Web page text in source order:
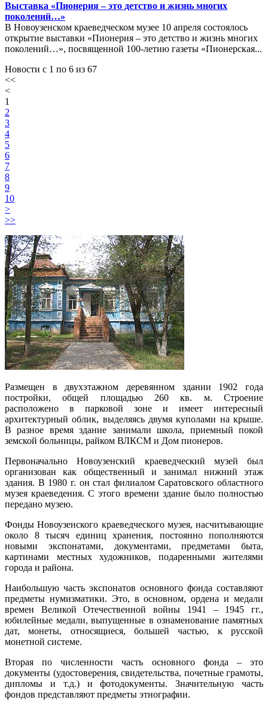
Выставка «Пионерия – это детство и жизнь многих
поколений…»
В Новоузенском краеведческом музее 10 апреля состоялось
открытие выставки «Пионерия – это детство и жизнь многих
поколений…», посвященной 100-летию газеты «Пионерская...
Новости с 1 по 6 из 67
<<
<
1
2
3
4
5
6
7
8
9
10
>
>>
Размещен в двухэтажном деревянном здании 1902 года
постройки, общей площадью 260 кв. м. Строение
расположено в парковой зоне и имеет интересный
архитектурный облик, выделяясь двумя куполами на крыше.
В разное время здание занимали школа, приемный покой
земской больницы, райком ВЛКСМ и Дом пионеров.
Первоначально Новоузенский краеведческий музей был
организован как общественный и занимал нижний этаж
здания. В 1980 г. он стал филиалом Саратовского областного
музея краеведения. С этого времени здание было полностью
передано музею.
Фонды Новоузенского краеведческого музея, насчитывающие
около 8 тысяч единиц хранения, постоянно пополняются
новыми экспонатами, документами, предметами быта,
картинами местных художников, подаренными жителями
города и района.
Наибольшую часть экспонатов основного фонда составляют
предметы нумизматики. Это, в основном, ордена и медали
времен Великой Отечественной войны 1941 – 1945 гг.,
юбилейные медали, выпущенные в ознаменование памятных
дат, монеты, относящиеся, большей частью, к русской
монетной системе.
Вторая по численности часть основного фонда – это
документы (удостоверения, свидетельства, почетные грамоты,
дипломы и т.д.) и фотодокументы. Значительную часть
фондов представляют предметы этнографии.